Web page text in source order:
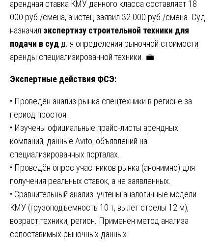
арендная ставка КМУ данного класса составляет 18
000 руб./смена, а истец заявил 32 000 руб./смена. Суд
назначил экспертизу строительной техники для
подачи в суд для определения рыночной стоимости
аренды специализированной техники. 💼
Экспертные действия ФСЭ:
• Проведён анализ рынка спецтехники в регионе за
период простоя.
• Изучены официальные прайс-листы арендных
компаний, данные Avito, объявлений на
специализированных порталах.
• Проведён опрос участников рынка (анонимно) для
получения реальных ставок, а не заявленных.
• Сравнительный анализ: учтены аналогичные модели
КМУ (грузоподъёмность 10 т, вылет стрелы 12 м),
возраст техники, регион. Применён метод анализа
сопоставимых рыночных данных.